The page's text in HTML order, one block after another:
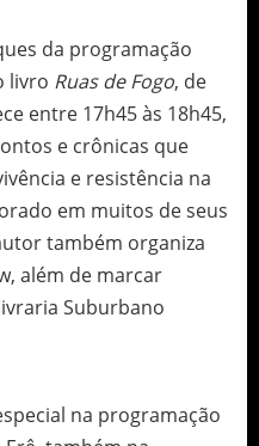
da programação
livro Ruas de Fogo, de
entre 17h45 às 18h45,
e crônicas que
e resistência na
em muitos de seus
também organiza
além de marcar
Suburbano
na programação